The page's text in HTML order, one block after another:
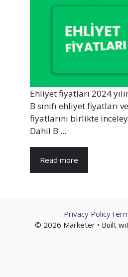
Ehliyet fiyatları 2024
B sınıfı ehliyet fiyatları
fiyatlarını birlikte
Dahil B ...
Read more
© 2026 Marketer • Built
Privacy Policy